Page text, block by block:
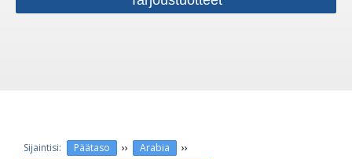
Päätaso ›› Arabia ››